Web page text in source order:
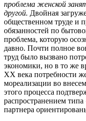
проблема женской
другой. Двойная
общественном труде и
обязанностей по
проблема, которую
давно. Почти пол­ное
труд было вызвано
эконо­мики, но в то же
XX века потребности
мореализации во
этого процесса
распространением
партнера